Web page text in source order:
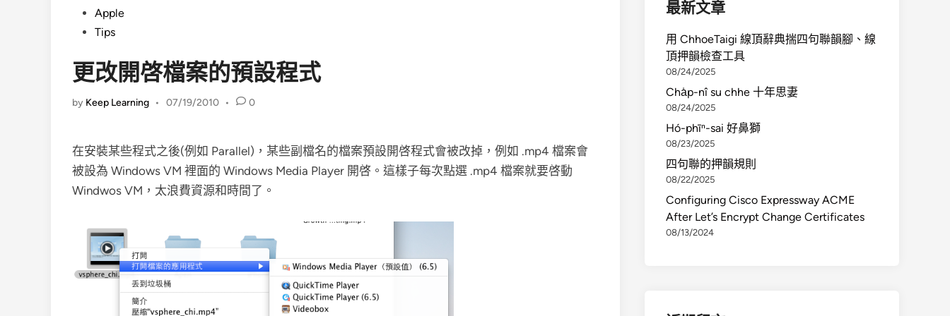
PostedApple
Tips
更改開啓檔案的預設程式
by Keep Learning • 07/19/2010 • 0
在安裝某些程式之後(例如 Parallel)，某些副檔名的檔案預設開啓程式會被改掉，例如 .mp4 檔案會
被設為 Windows VM 裡面的 Windows Media Player 開啓。這樣子每次點選 .mp4 檔案就要啓動
Windwos VM，太浪費資源和時間了。
最新文章
用 ChhoeTaigi 線頂辭典揣四句聯韻腳、線
頂押韻檢查工具
08/24/2025
Cha̍p-nî su chhe 十年思妻
08/24/2025
Hó-phīⁿ-sai 好鼻獅
08/23/2025
四句聯的押韻規則
08/22/2025
Configuring Cisco Expressway ACME
After Let’s Encrypt Change Certificates
08/13/2024